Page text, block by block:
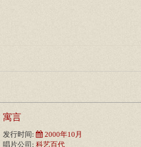
寓言
发行时间: 2000年10月
唱片公司: 科艺百代